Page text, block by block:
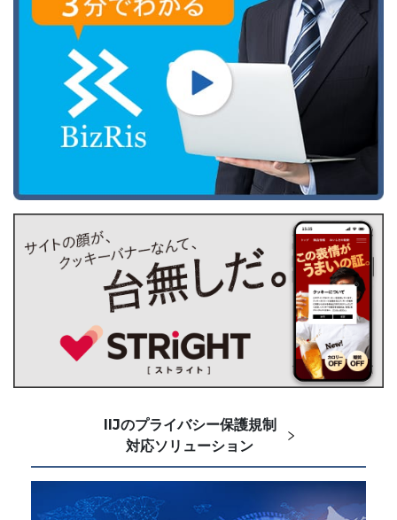
IIJのプライバシー保護規制
対応ソリューション